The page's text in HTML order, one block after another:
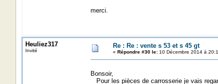
merci.
Heuliez317
Invité
Re : Re : vente s 53 et s 45 gt
« Répondre #30 le:10 Décembre 2014 à
Bonsoir,
Pour les pièces de carrosserie je vais